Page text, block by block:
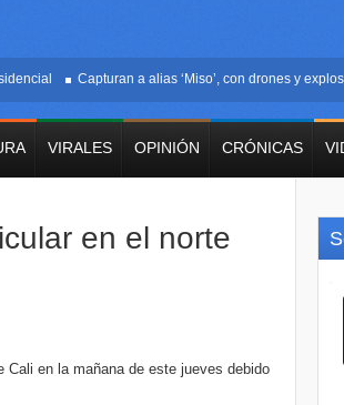
Capturan a alias ‘Miso’, con drones y explosivos
VIRALES OPINIÓN CRÓNICAS
en el norte
en la mañana de este jueves debido